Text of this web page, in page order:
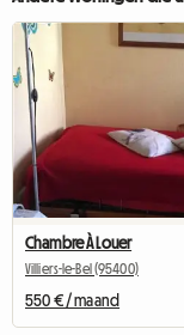
Chambre À Louer
Villiers-le-Bel (95400)
550 € / maand